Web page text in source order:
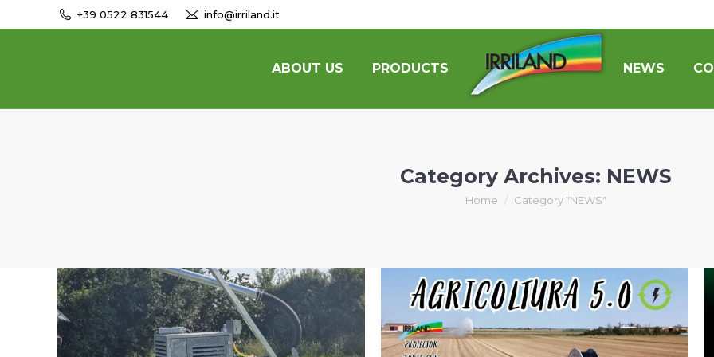
+39 0522 831544 info@irriland.it
ABOUT US PRODUCTS NEWS
Category Archives: NEWS
You are here:
Home Category "NEWS"